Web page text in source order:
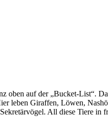
oben auf der „Bucket-List“.
leben Giraffen, Löwen,
All diese Tiere